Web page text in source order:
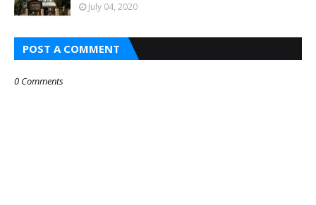
July 04, 2020
POST A COMMENT
0 Comments